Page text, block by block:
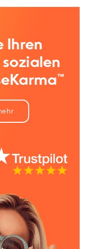
Ihren
sozialen